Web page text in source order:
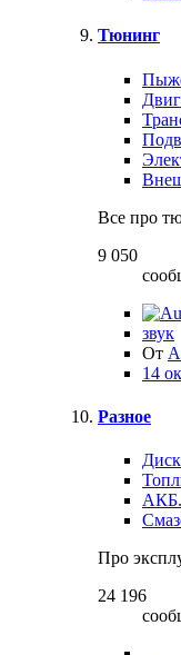
Тюнинг
Все про
9 050
звук
От
14
Разное
АКБ.
Про
24 196